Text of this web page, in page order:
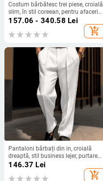
Costum bărbătesc trei piese, croială
slim, în stil coreean, pentru afaceri
și smart casual
157.06 - 340.58 Lei
add_shopping_cart
Pantaloni bărbați din in, croială
dreaptă, stil business lejer, purtare
zilnică, patru sezoane, toamnă
146.37 Lei
add_shopping_cart